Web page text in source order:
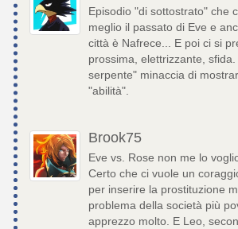
Episodio "di sottostrato" che
meglio il passato di Eve e
città è Nafrece... E poi ci si
prossima, elettrizzante,
serpente" minaccia di
"abilità".
Brook75
Eve vs. Rose non me lo
Certo che ci vuole un
per inserire la prostituzione
problema della società più
apprezzo molto. E Leo,